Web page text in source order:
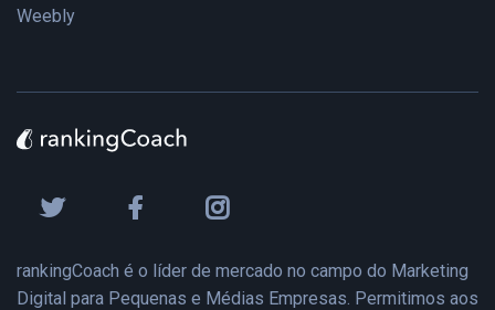
Weebly
rankingCoach é o líder de mercado no campo do Marketing
Digital para Pequenas e Médias Empresas. Permitimos aos